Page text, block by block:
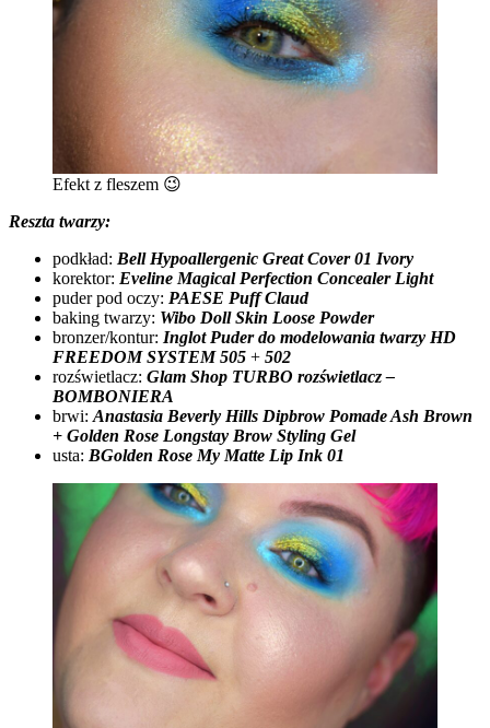
Efekt z fleszem 😉
Reszta twarzy:
podkład: Bell Hypoallergenic Great Cover 01 Ivory
korektor: Eveline Magical Perfection Concealer Light
puder pod oczy: PAESE Puff Claud
baking twarzy: Wibo Doll Skin Loose Powder
bronzer/kontur: Inglot Puder do modelowania twarzy HD
FREEDOM SYSTEM 505 + 502
rozświetlacz: Glam Shop TURBO rozświetlacz –
BOMBONIERA
brwi:Anastasia Beverly Hills Dipbrow Pomade Ash Brown
+ Golden Rose Longstay Brow Styling Gel
usta: BGolden Rose My Matte Lip Ink 01